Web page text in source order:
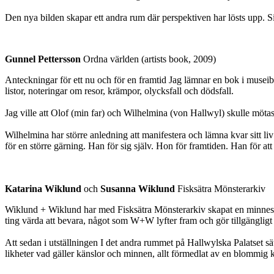
Den nya bilden skapar ett andra rum där perspektiven har lösts upp.
Gunnel Pettersson Ordna världen (artists book, 2009)
Anteckningar för ett nu och för en framtid Jag lämnar en bok i
listor, noteringar om resor, krämpor, olycksfall och dödsfall.
Jag ville att Olof (min far) och Wilhelmina (von Hallwyl) skulle
Wilhelmina har större anledning att manifestera och lämna kvar sitt
för en större gärning. Han för sig själv. Hon för framtiden. Han för att
Katarina Wiklund och Susanna Wiklund Fisksätra Mönsterarkiv
Wiklund + Wiklund har med Fisksätra Mönsterarkiv skapat en
ting värda att bevara, något som W+W lyfter fram och gör
Att sedan i utställningen I det andra rummet på Hallwylska Palatset
likheter vad gäller känslor och minnen, allt förmedlat av en blommig